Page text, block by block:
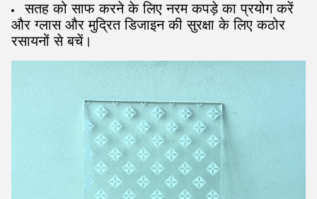
सतह को साफ करने के लिए नरम कपड़े का प्रयोग करें
और ग्लास और मुद्रित डिजाइन की सुरक्षा के लिए कठोर
रसायनों से बचें।